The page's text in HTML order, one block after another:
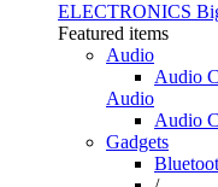
ELECTRONICS
Featured items
Audio
Audio
Audio
Audio
Gadgets